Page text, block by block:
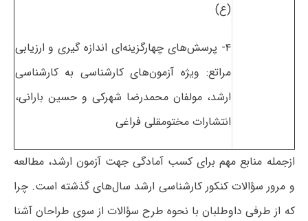
(ع)
۴- پرسش‌های چهارگزینه‌ای اندازه گیری و ارزیابی
مراتع: ویژه آزمون‌های کارشناسی به کارشناسی
ارشد، مولفان محمدرضا شهرکی و حسین بارانی،
انتشارات مختومقلی فراغی
ازجمله منابع مهم برای کسب آمادگی جهت آزمون ارشد، مطالعه
و مرور سؤالات کنکور کارشناسی ارشد سال‌های گذشته است. چرا
که از طرفی داوطلبان با نحوه طرح سؤالات از سوی طراحان آشنا